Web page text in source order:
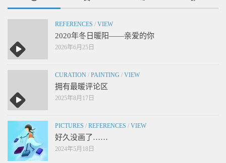
REFERENCES / VIEW
2020年冬日暖阳——亲爱的你
2026年6月25日
CURATION / PAINTING / VIEW
拥有最暖评论区
2025年8月17日
PICTURES / REFERENCES / VIEW
好久没画了……
2024年5月18日